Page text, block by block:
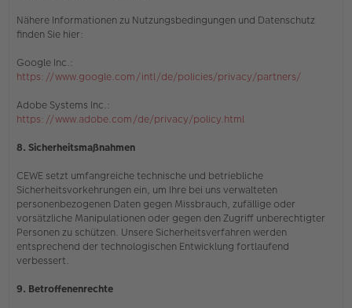
Nähere Informationen zu Nutzungsbedingungen und Datenschutz
finden Sie hier:
Google Inc.:
https://www.google.com/intl/de/policies/privacy/partners/
Adobe Systems Inc.:
https://www.adobe.com/de/privacy/policy.html
8. Sicherheitsmaßnahmen
CEWE setzt umfangreiche technische und betriebliche
Sicherheitsvorkehrungen ein, um Ihre bei uns verwalteten
personenbezogenen Daten gegen Missbrauch, zufällige oder
vorsätzliche Manipulationen oder gegen den Zugriff unberechtigter
Personen zu schützen. Unsere Sicherheitsverfahren werden
entsprechend der technologischen Entwicklung fortlaufend
verbessert.
9. Betroffenenrechte